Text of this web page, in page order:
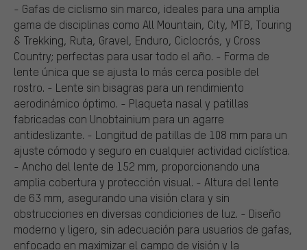
- Gafas de ciclismo sin marco, ideales para una amplia
gama de disciplinas como All Mountain, City, MTB, Touring
& Trekking, Ruta, Gravel, Enduro, Ciclocrós, y Cross
Country; perfectas para usar todo el año. - Forma de
lente única que se ajusta lo más cerca posible del
rostro. - Lente sin bisagras para un rendimiento
aerodinámico óptimo. - Plaqueta nasal y patillas
fabricadas con Unobtainium para un agarre
antideslizante. - Longitud de patillas de 108 mm para un
ajuste cómodo y seguro en cualquier actividad ciclística.
- Ancho del lente de 152 mm, proporcionando una
amplia cobertura y protección visual. - Altura del lente
de 63 mm, asegurando una visión clara y sin
obstrucciones en diversas condiciones de luz. - Diseño
moderno y ligero, sin adecuación para usuarios de gafas,
enfocado en maximizar el campo de visión y la